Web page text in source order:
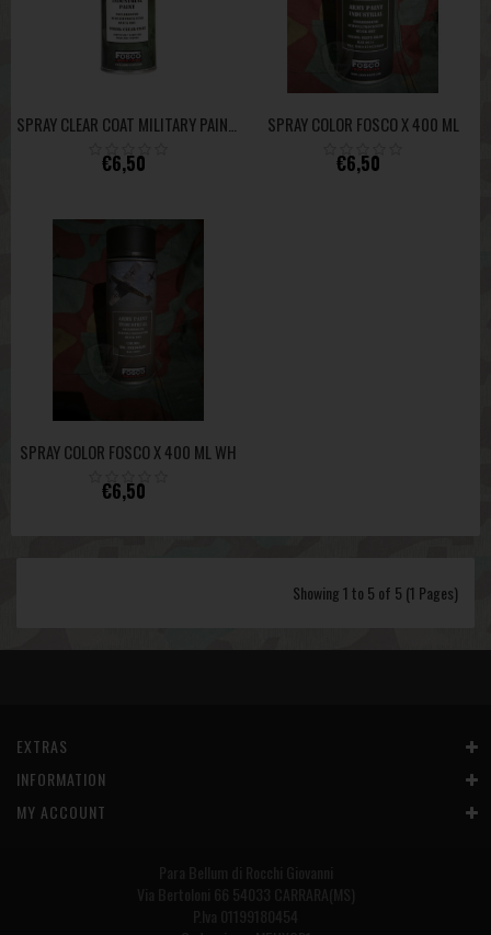
€6,50
SPRAY COLOR FOSCO X 400 ML
€6,50
SPRAY COLOR FOSCO X 400 ML WH
€6,50
Showing 1 to 5 of 5 (1 Pages)
EXTRAS
INFORMATION
MY ACCOUNT